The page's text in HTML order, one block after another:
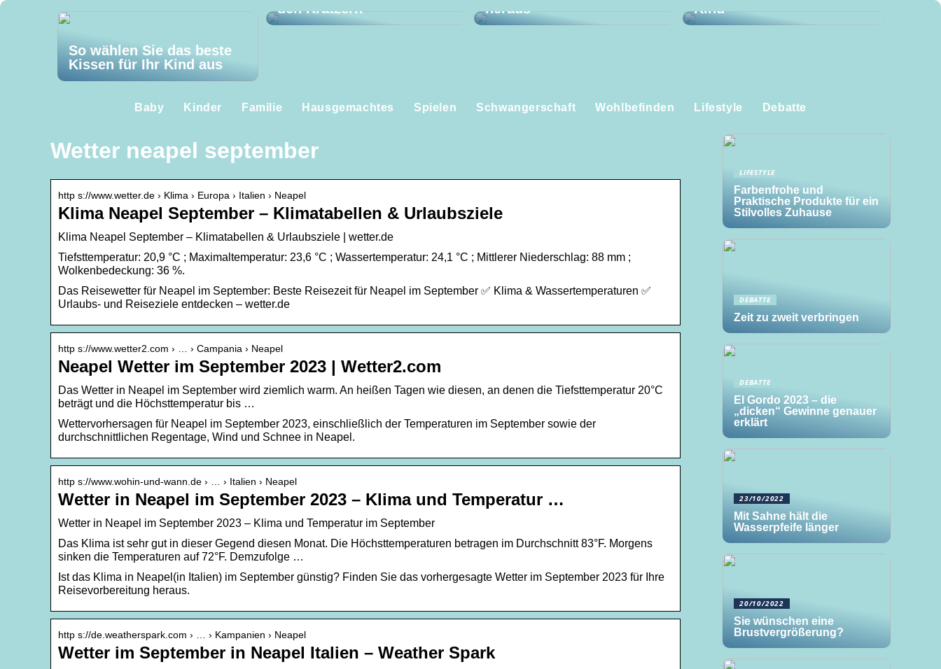
So wählen Sie das beste
Kissen für Ihr Kind aus
den Kratzern
heraus
Kind
Baby Kinder Familie Hausgemachtes Spielen Schwangerschaft Wohlbefinden Lifestyle Debatte
Wetter neapel september
http s://www.wetter.de › Klima › Europa › Italien › Neapel
Klima Neapel September – Klimatabellen & Urlaubsziele
Klima Neapel September – Klimatabellen & Urlaubsziele | wetter.de
Tiefsttemperatur: 20,9 °C ; Maximaltemperatur: 23,6 °C ; Wassertemperatur: 24,1 °C ; Mittlerer Niederschlag: 88 mm ;
Wolkenbedeckung: 36 %.
Das Reisewetter für Neapel im September: Beste Reisezeit für Neapel im September ✅ Klima & Wassertemperaturen ✅
Urlaubs- und Reiseziele entdecken – wetter.de
http s://www.wetter2.com › … › Campania › Neapel
Neapel Wetter im September 2023 | Wetter2.com
Das Wetter in Neapel im September wird ziemlich warm. An heißen Tagen wie diesen, an denen die Tiefsttemperatur 20°C
beträgt und die Höchsttemperatur bis …
Wettervorhersagen für Neapel im September 2023, einschließlich der Temperaturen im September sowie der
durchschnittlichen Regentage, Wind und Schnee in Neapel.
http s://www.wohin-und-wann.de › … › Italien › Neapel
Wetter in Neapel im September 2023 – Klima und Temperatur …
Wetter in Neapel im September 2023 – Klima und Temperatur im September
Das Klima ist sehr gut in dieser Gegend diesen Monat. Die Höchsttemperaturen betragen im Durchschnitt 83°F. Morgens
sinken die Temperaturen auf 72°F. Demzufolge …
Ist das Klima in Neapel(in Italien) im September günstig? Finden Sie das vorhergesagte Wetter im September 2023 für Ihre
Reisevorbereitung heraus.
http s://de.weatherspark.com › … › Kampanien › Neapel
Wetter im September in Neapel Italien – Weather Spark
LIFESTYLE
Farbenfrohe und
Praktische Produkte für ein
Stilvolles Zuhause
DEBATTE
Zeit zu zweit verbringen
DEBATTE
El Gordo 2023 – die
„dicken“ Gewinne genauer
erklärt
23/10/2022
Mit Sahne hält die
Wasserpfeife länger
20/10/2022
Sie wünschen eine
Brustvergrößerung?